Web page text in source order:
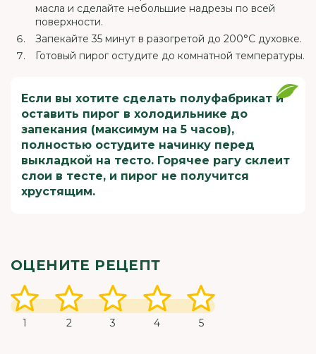
масла и сделайте небольшие надрезы по всей
поверхности.
Запекайте 35 минут в разогретой до 200°С духовке.
Готовый пирог остудите до комнатной температуры.
Если вы хотите сделать полуфабрикат и
оставить пирог в холодильнике до
запекания (максимум на 5 часов),
полностью остудите начинку перед
выкладкой на тесто. Горячее рагу склеит
слои в тесте, и пирог не получится
хрустящим.
ОЦЕНИТЕ РЕЦЕПТ
1 2 3 4 5